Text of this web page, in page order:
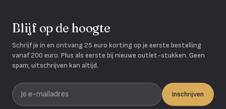
Blijf op de hoogte
Schrijf je in en ontvang 25 euro korting op je eerste bestelling
vanaf 200 euro. Plus als eerste bij nieuwe outlet-stukken. Geen
spam, uitschrijven kan altijd.
Je e-mailadres
Inschrijven